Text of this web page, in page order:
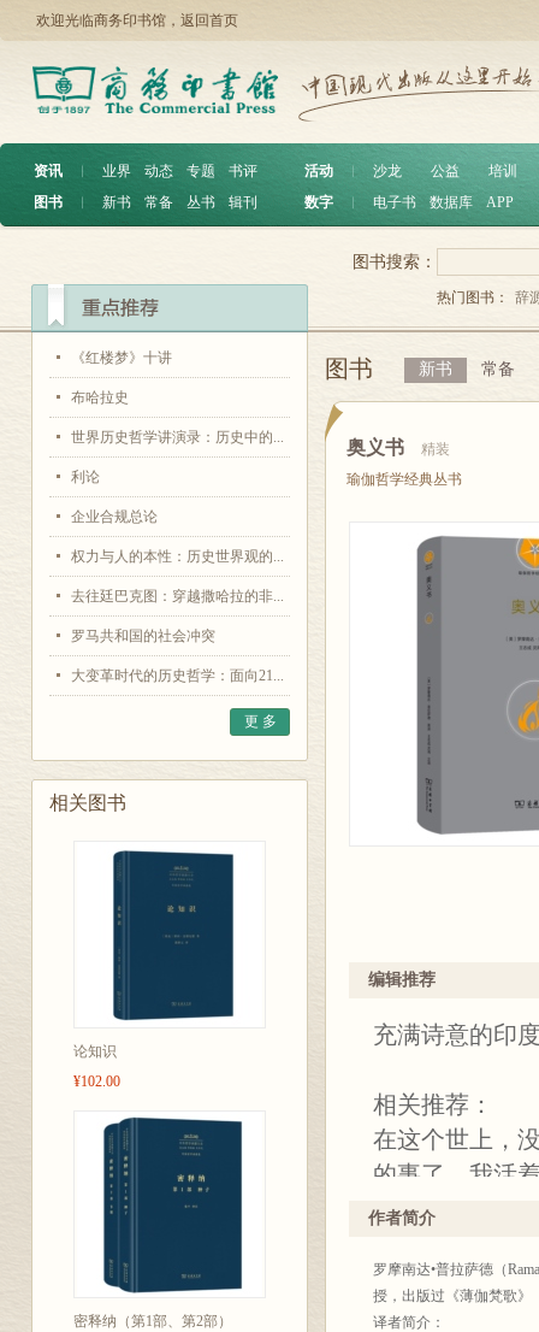
欢迎光临商务印书馆， 返回首页
资讯 ︱ 业界 动态 专题
书评
图书
︱ 新书 常备 丛书 辑刊
活动 沙龙 公益
培训
数字
电子书 数据库 APP
《红楼梦》十讲
布哈拉史
世界历史哲学讲演录：历史中的...
利论
企业合规总论
权力与人的本性：历史世界观的...
去往廷巴克图：穿越撒哈拉的非...
罗马共和国的社会冲突
大变革时代的历史哲学：面向21...
更 多
相关图书
论知识
¥102.00
密释纳（第1部、第2部）
图书搜索：
热门图书： 辞
图书 新书 常备
奥义书
精装
瑜伽哲学经典丛书
编辑推荐
充满诗意的印
相关推荐：
在这个世上，
的事了。我活
——德国哲学
——印度作家、
如果《奥义书
作者简介
罗摩南达•普拉萨德（
授，出版过《薄伽梵歌》
译者简介：